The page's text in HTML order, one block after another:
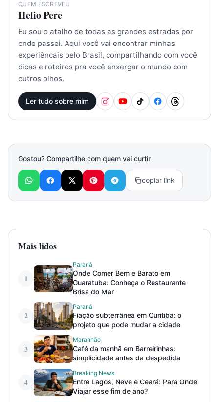
QUEM ESCREVEU
Helio Pere
Eu sou o atalho de todas as grandes estradas por
onde passei. Aqui você vai encontrar minhas
experiêncais pelo Brasil, compartilhando com você
dicas e roteiros pra você enxergar o mundo com
outros olhos.
Ler tudo sobre mim
Gostou? Compartilhe com quem vai curtir
copiar link
Mais lidos
1
Paraná
Onde Comer Bem e Barato em
Guaratuba: Conheça o Restaurante
Brisa do Mar
2
Paraná
Fiação subterrânea em Curitiba: o
projeto que pode mudar a cidade
3
Maranhão
Café da manhã em Barreirinhas:
simplicidade antes da despedida
4
Breaking News
Entre Lagos, Neve e Ceará: Para Onde
Viajar esse fim de ano?